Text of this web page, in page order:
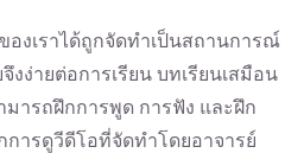
องเราได้ถูกจัดทำเป็นสถานการณ์
งง่ายต่อการเรียน บทเรียนเสมือน
ารถฝึกการพูด การฟัง และฝึก
การดูวีดีโอที่จัดทำโดยอาจารย์